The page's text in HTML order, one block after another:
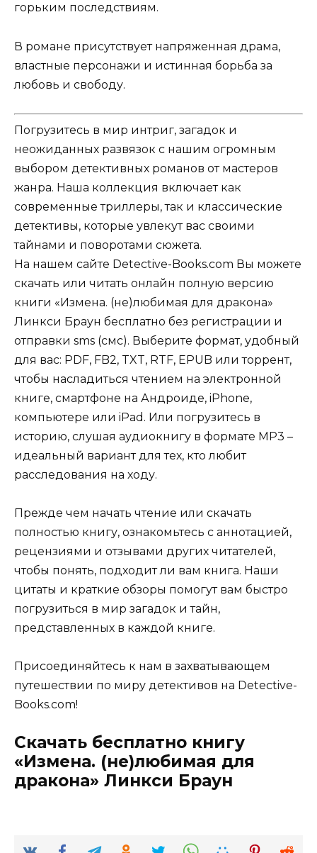
горьким последствиям.
В романе присутствует напряженная драма,
властные персонажи и истинная борьба за
любовь и свободу.
Погрузитесь в мир интриг, загадок и
неожиданных развязок с нашим огромным
выбором детективных романов от мастеров
жанра. Наша коллекция включает как
современные триллеры, так и классические
детективы, которые увлекут вас своими
тайнами и поворотами сюжета.
На нашем сайте Detective-Books.com Вы можете
скачать или читать онлайн полную версию
книги «Измена. (не)любимая для дракона»
Линкси Браун бесплатно без регистрации и
отправки sms (смс). Выберите формат, удобный
для вас: PDF, FB2, TXT, RTF, EPUB или торрент,
чтобы насладиться чтением на электронной
книге, смартфоне на Андроиде, iPhone,
компьютере или iPad. Или погрузитесь в
историю, слушая аудиокнигу в формате MP3 –
идеальный вариант для тех, кто любит
расследования на ходу.
Прежде чем начать чтение или скачать
полностью книгу, ознакомьтесь с аннотацией,
рецензиями и отзывами других читателей,
чтобы понять, подходит ли вам книга. Наши
цитаты и краткие обзоры помогут вам быстро
погрузиться в мир загадок и тайн,
представленных в каждой книге.
Присоединяйтесь к нам в захватывающем
путешествии по миру детективов на Detective-
Books.com!
Скачать бесплатно книгу
«Измена. (не)любимая для
дракона» Линкси Браун